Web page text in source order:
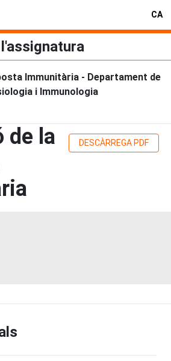
CA
Immunitària - Departament de
i Immunologia
de la
DESCÀRREGA PDF